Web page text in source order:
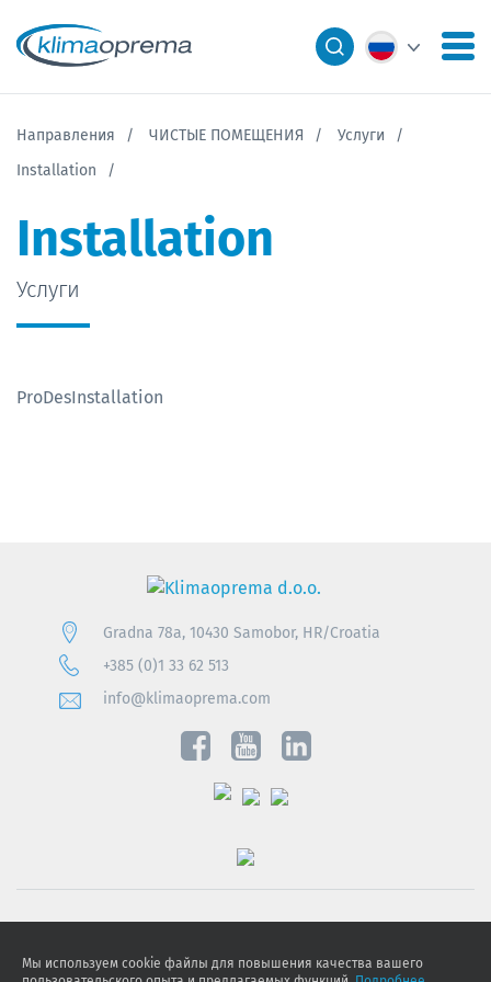
Направления ЧИСТЫЕ ПОМЕЩЕНИЯ
Услуги
Installation
Installation
Услуги
ProDesInstallation
Gradna 78a, 10430 Samobor, HR/Croatia
+385 (0)1 33 62 513
info@klimaoprema.com
Politika kolačića
Мы используем cookie файлы для повышения качества вашего